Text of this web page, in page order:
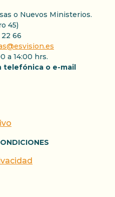
o Nuevos Ministerios.
45)
22 66
a 14:00 hrs.
telefónica o e-mail